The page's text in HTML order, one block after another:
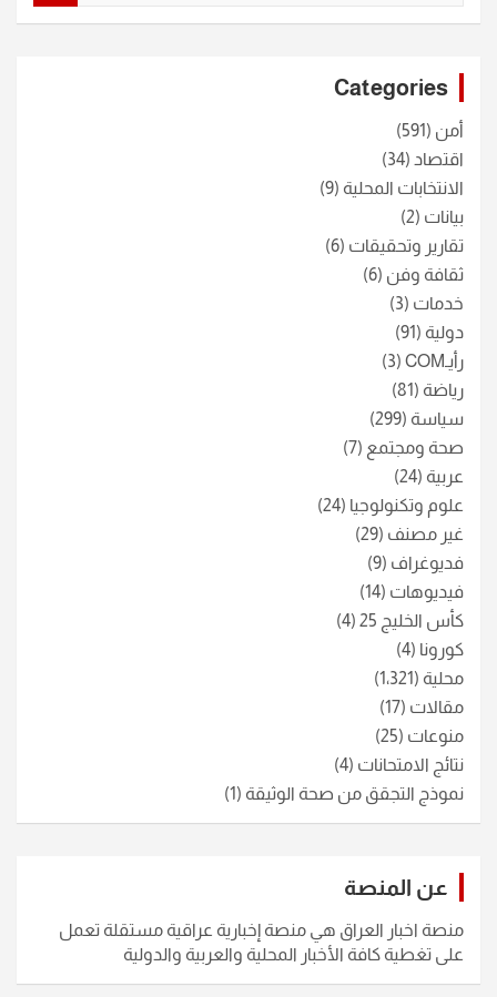
Categories
أمن (591)
اقتصاد (34)
الانتخابات المحلية (9)
بيانات (2)
تقارير وتحقيقات (6)
ثقافة وفن (6)
خدمات (3)
دولية (91)
رأيـCOM
(3)
رياضة (81)
سياسة (299)
صحة ومجتمع (7)
عربية (24)
علوم وتكنولوجيا (24)
غير مصنف (29)
فديوغراف (9)
فيديوهات (14)
كأس الخليج 25
(4)
كورونا (4)
محلية (1٬321)
مقالات (17)
منوعات (25)
نتائج الامتحانات (4)
نموذج التجقق من صحة الوثيقة (1)
عن المنصة
منصة اخبار العراق هي منصة إخبارية عراقية مستقلة تعمل
على تغطية كافة الأخبار المحلية والعربية والدولية